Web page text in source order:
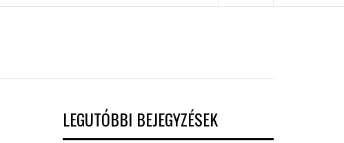
LEGUTÓBBI BEJEGYZÉSEK